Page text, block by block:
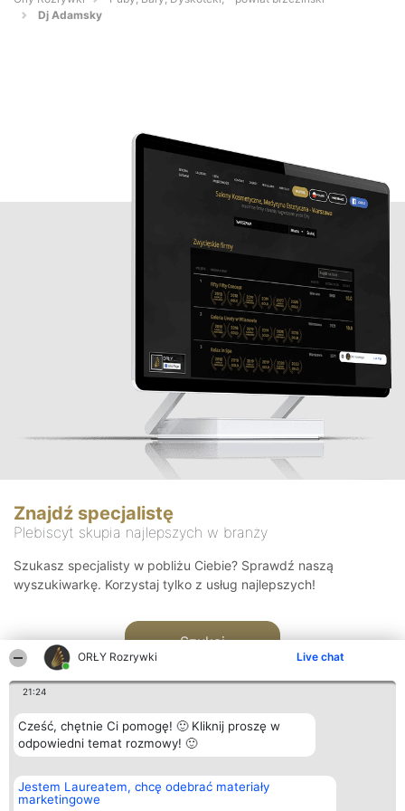
ORŁY Rozrywki Live chat
21:24
Cześć, chętnie Ci pomogę! 🙂 Kliknij proszę w
odpowiedni temat rozmowy! 🙂
Jestem Laureatem, chcę odebrać materiały
marketingowe
Dj Adamsky
Znajdź specjalistę
Plebiscyt skupia najlepszych w branży
Szukasz specjalisty w pobliżu Ciebie? Sprawdź naszą
wyszukiwarkę. Korzystaj tylko z usług najlepszych!
Szukaj
Organizator plebiscytu
Bright Side Solutions sp. z o.
o. sp. k.
Plebiscyt
Laureaci
Kontakt
Kontakt